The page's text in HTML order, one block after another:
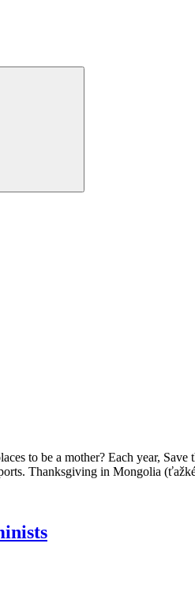
to be a mother? Each year,
Thanksgiving in Mongolia